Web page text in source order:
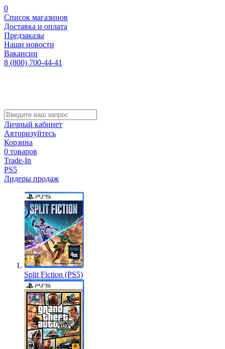
0
Список магазинов
Доставка и оплата
Предзаказы
Наши новости
Вакансии
8 (800) 700-44-41
Личный кабинет
Авторизуйтесь
Корзина
0 товаров
Trade-In
PS5
Лидеры продаж
Split Fiction (PS5)